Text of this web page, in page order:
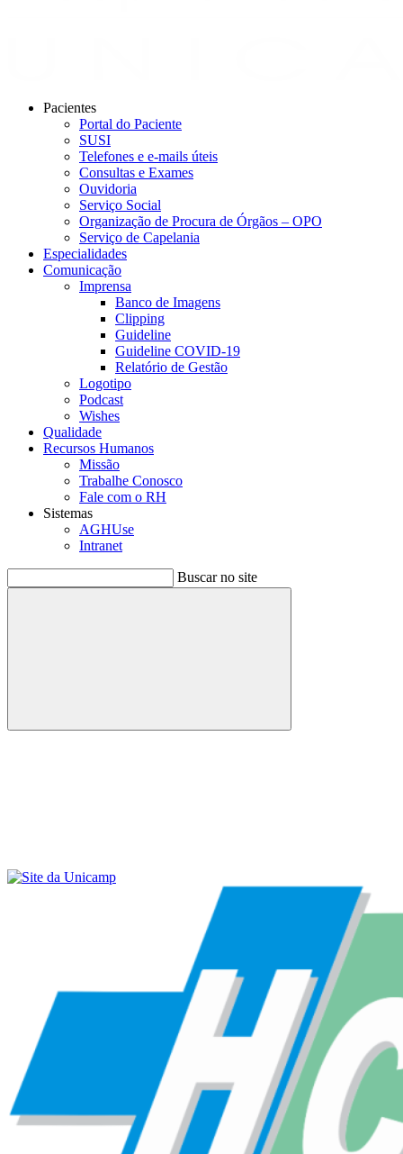
Pacientes
Portal do Paciente
SUSI
Telefones e e-mails úteis
Consultas e Exames
Ouvidoria
Serviço Social
Organização de Procura de Órgãos – OPO
Serviço de Capelania
Especialidades
Comunicação
Imprensa
Banco de Imagens
Clipping
Guideline
Guideline COVID-19
Relatório de Gestão
Logotipo
Podcast
Wishes
Qualidade
Recursos Humanos
Missão
Trabalhe Conosco
Fale com o RH
Sistemas
AGHUse
Intranet
Buscar no site
Buscar